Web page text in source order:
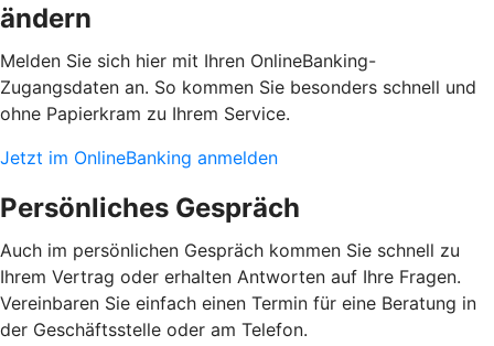
ändern
Melden Sie sich hier mit Ihren OnlineBanking-
Zugangsdaten an. So kommen Sie besonders schnell und
ohne Papierkram zu Ihrem Service.
Jetzt im OnlineBanking anmelden
Persönliches Gespräch
Auch im persönlichen Gespräch kommen Sie schnell zu
Ihrem Vertrag oder erhalten Antworten auf Ihre Fragen.
Vereinbaren Sie einfach einen Termin für eine Beratung in
der Geschäftsstelle oder am Telefon.